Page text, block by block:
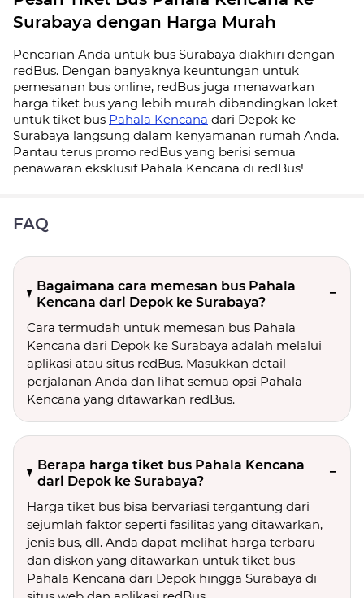
Surabaya dengan Harga Murah
Pencarian Anda untuk bus Surabaya diakhiri dengan
redBus. Dengan banyaknya keuntungan untuk
pemesanan bus online, redBus juga menawarkan
harga tiket bus yang lebih murah dibandingkan loket
untuk tiket bus Pahala Kencana dari Depok ke
Surabaya langsung dalam kenyamanan rumah Anda.
Pantau terus promo redBus yang berisi semua
penawaran eksklusif Pahala Kencana di redBus!
FAQ
Bagaimana cara memesan bus Pahala
Kencana dari Depok ke Surabaya?
Cara termudah untuk memesan bus Pahala
Kencana dari Depok ke Surabaya adalah melalui
aplikasi atau situs redBus. Masukkan detail
perjalanan Anda dan lihat semua opsi Pahala
Kencana yang ditawarkan redBus.
Berapa harga tiket bus Pahala Kencana
dari Depok ke Surabaya?
Harga tiket bus bisa bervariasi tergantung dari
sejumlah faktor seperti fasilitas yang ditawarkan,
jenis bus, dll. Anda dapat melihat harga terbaru
dan diskon yang ditawarkan untuk tiket bus
Pahala Kencana dari Depok hingga Surabaya di